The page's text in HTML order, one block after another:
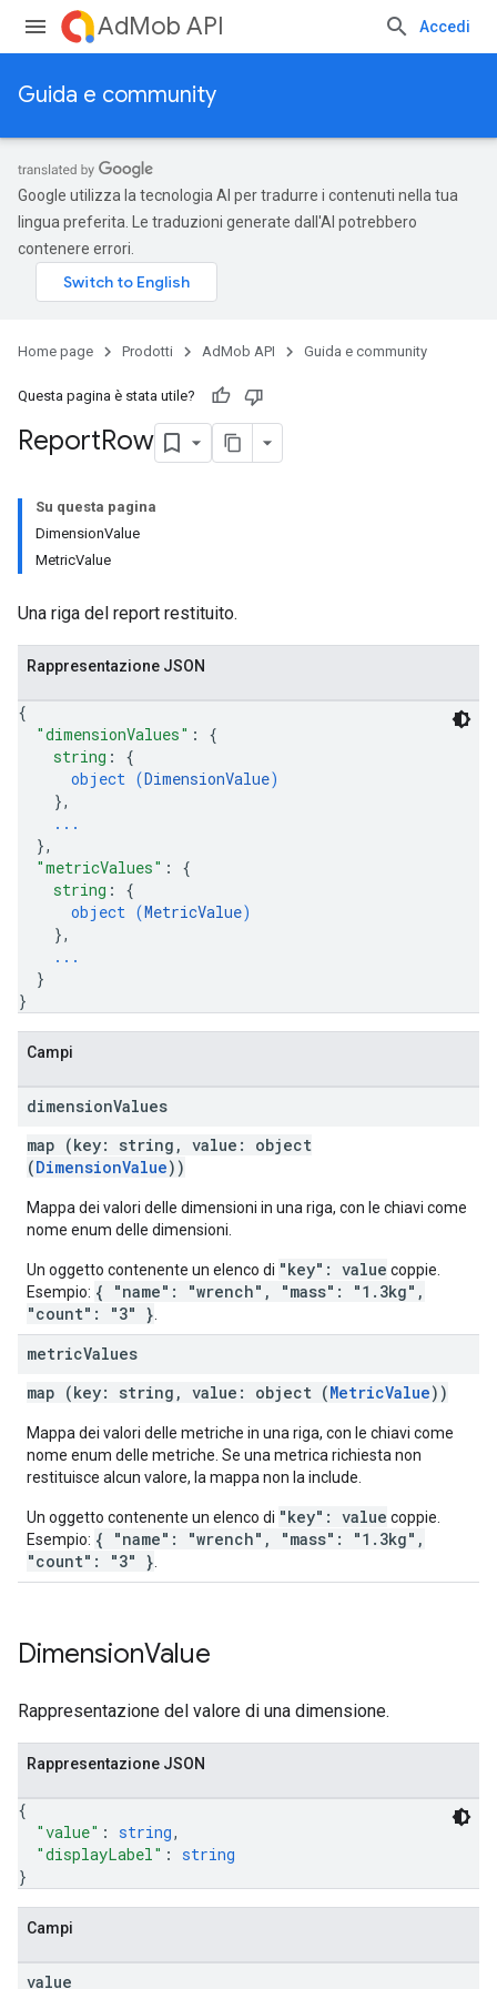
AdMob API Accedi
Guida e community
Google utilizza la tecnologia AI per tradurre i contenuti nella tua
lingua preferita. Le traduzioni generate dall'AI potrebbero
contenere errori.
Home page Prodotti AdMob API Guida e community
Questa pagina è stata utile?
ReportRow
Su questa pagina
DimensionValue
MetricValue
Una riga del report restituito.
Rappresentazione JSON
{
"dimensionValues" : {
string : {
object (DimensionValue)
},
...
},
"metricValues" : {
string : {
object (MetricValue)
},
...
}
}
Campi
dimensionValues
map (key: string, value: object
(DimensionValue))
Mappa dei valori delle dimensioni in una riga, con le chiavi come
nome enum delle dimensioni.
Un oggetto contenente un elenco di "key": value coppie.
Esempio: { "name": "wrench", "mass": "1.3kg",
"count": "3" }
metricValues
map (key: string, value: object (MetricValue))
Mappa dei valori delle metriche in una riga, con le chiavi come
nome enum delle metriche. Se una metrica richiesta non
restituisce alcun valore, la mappa non la include.
Un oggetto contenente un elenco di "key": value coppie.
Esempio: { "name": "wrench", "mass": "1.3kg",
"count": "3" }
DimensionValue
Rappresentazione del valore di una dimensione.
Rappresentazione JSON
{
"value" : string,
"displayLabel" : string
}
Campi
value